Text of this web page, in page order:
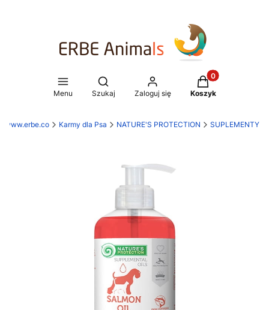
Menu
Otwórz wyszukiwarkę
Szukaj Zaloguj się
Produkty w
Koszyk
www.erbe.co Karmy dla Psa NATURE'S PROTECTION SUPLEMENTY